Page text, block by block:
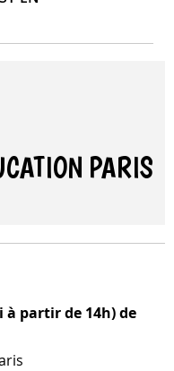
PARIS
partir de 14h) de